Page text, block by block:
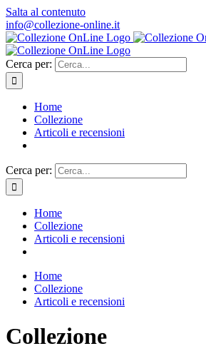
Salta al contenuto
info@collezione-online.it
Cerca per:
Home
Collezione
Articoli e recensioni
Cerca per:
Home
Collezione
Articoli e recensioni
Home
Collezione
Articoli e recensioni
Collezione